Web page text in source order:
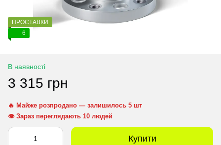
ПРОСТАВКИ
6
В наявності
3 315 грн
🔥 Майже розпродано — залишилось 5 шт
👁 Зараз переглядають 10 людей
Купити